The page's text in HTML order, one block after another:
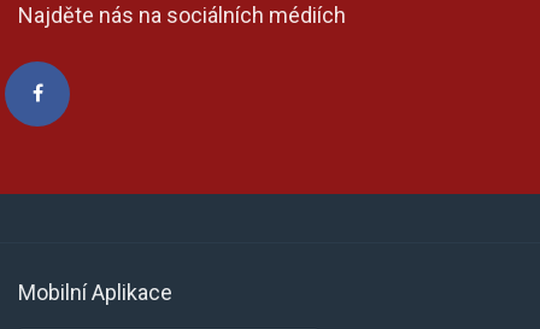
Najděte nás na sociálních médiích
Mobilní Aplikace